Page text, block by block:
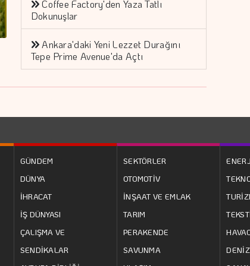
Coffee Factory'den Yaza Tatlı
Dokunuşlar
Ankara'daki Yeni Lezzet Durağını
Tepe Prime Avenue'da Açtı
GÜNDEM
DÜNYA
İHRACAT
İŞ DÜNYASI
ÇALIŞMA VE
SENDİKALAR
SEKTÖRLER
OTOMOTİV
İNŞAAT VE EMLAK
TARIM
PERAKENDE
SAVUNMA